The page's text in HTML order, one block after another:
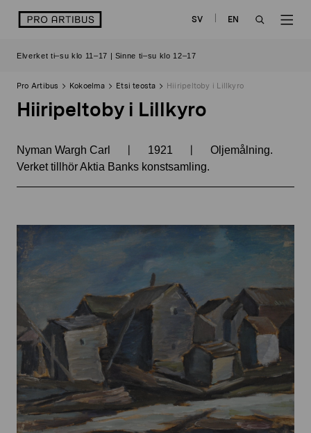
sisältöön
logo SV
EN
Elverket ti–su klo 11–17 | Sinne ti–su klo 12–17
Pro Artibus Kokoelma Etsi teosta Hiiripeltoby i Lillkyro
Hiiripeltoby i Lillkyro
Nyman Wargh Carl | 1921 |
Oljemålning.
Verket tillhör Aktia Banks konstsamling.